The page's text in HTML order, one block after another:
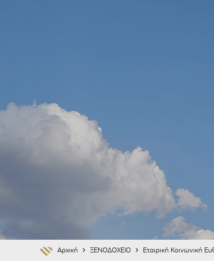
Αρχική ΞΕΝΟΔΟΧΕΙΟ Εταιρική Κοινωνική